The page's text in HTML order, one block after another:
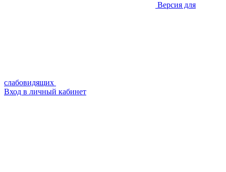
Версия для
слабовидящих
Вход в личный кабинет